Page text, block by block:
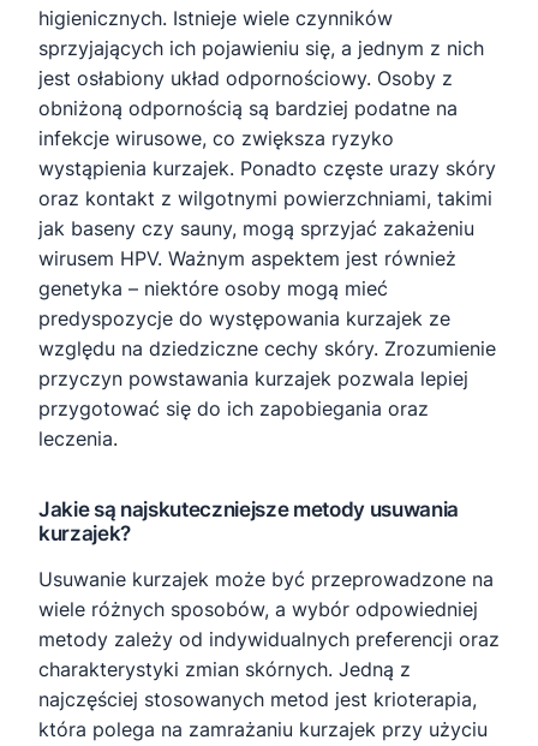
higienicznych. Istnieje wiele czynników
sprzyjających ich pojawieniu się, a jednym z nich
jest osłabiony układ odpornościowy. Osoby z
obniżoną odpornością są bardziej podatne na
infekcje wirusowe, co zwiększa ryzyko
wystąpienia kurzajek. Ponadto częste urazy skóry
oraz kontakt z wilgotnymi powierzchniami, takimi
jak baseny czy sauny, mogą sprzyjać zakażeniu
wirusem HPV. Ważnym aspektem jest również
genetyka – niektóre osoby mogą mieć
predyspozycje do występowania kurzajek ze
względu na dziedziczne cechy skóry. Zrozumienie
przyczyn powstawania kurzajek pozwala lepiej
przygotować się do ich zapobiegania oraz
leczenia.
Jakie są najskuteczniejsze metody usuwania
kurzajek?
Usuwanie kurzajek może być przeprowadzone na
wiele różnych sposobów, a wybór odpowiedniej
metody zależy od indywidualnych preferencji oraz
charakterystyki zmian skórnych. Jedną z
najczęściej stosowanych metod jest krioterapia,
która polega na zamrażaniu kurzajek przy użyciu